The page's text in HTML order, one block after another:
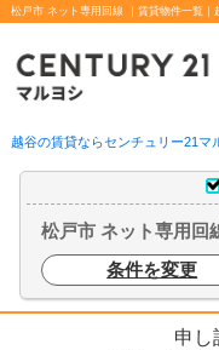
松戸市 ネット専用回線 ｜賃貸物件一覧
越谷の賃貸ならセンチュリー21マ
松戸市 ネット専用回
条件を変更
申し